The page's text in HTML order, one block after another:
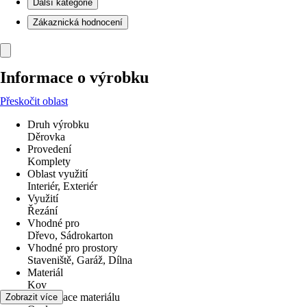
Další kategorie
Zákaznická hodnocení
Informace o výrobku
Přeskočit oblast
Druh výrobku
Děrovka
Provedení
Komplety
Oblast využití
Interiér, Exteriér
Využití
Řezání
Vhodné pro
Dřevo, Sádrokarton
Vhodné pro prostory
Staveniště, Garáž, Dílna
Materiál
Kov
Specifikace materiálu
Zobrazit více